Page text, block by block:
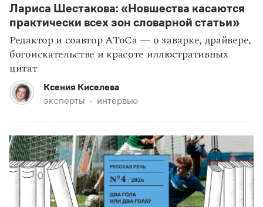
статьи наследие
Лариса Шестакова: «Новшества касаются
практически всех зон словарной статьи»
Редактор и соавтор АТоСа — о заварке, драйвере,
богоискательстве и красоте иллюстративных
цитат
Ксения Киселева
эксперты интервью